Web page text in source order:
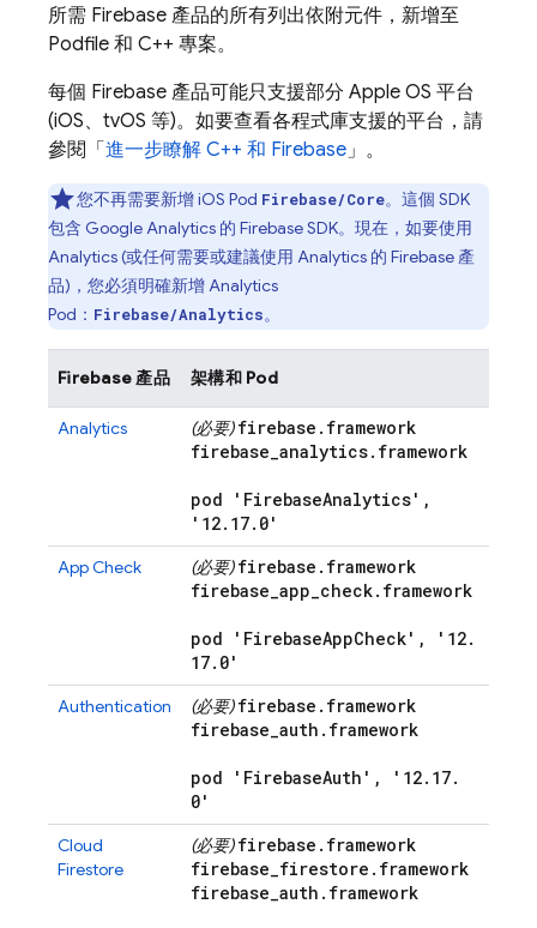
所需 Firebase 產品的所有列出依附元件，新增至
Podfile 和 C++ 專案。
每個 Firebase 產品可能只支援部分 Apple OS 平台
(iOS、tvOS 等)。如要查看各程式庫支援的平台，請
參閱「 進一步瞭解 C++ 和 Firebase」。
您不再需要新增 iOS Pod Firebase/Core。這個 SDK
包含 Google Analytics 的 Firebase SDK。現在，如要使用
Analytics(或任何需要或建議使用 Analytics 的 Firebase 產
品)，您必須明確新增Analytics
Pod： Firebase/Analytics。
Firebase 產品 架構和 Pod
Analytics (必要) firebase . framework
firebase_analytics. framework
pod 'FirebaseAnalytics' ,
'12. 17. 0'
App Check (必要) firebase . framework
firebase_app_check. framework
pod 'FirebaseAppCheck' , '12.
17. 0'
Authentication (必要) firebase . framework
firebase_auth . framework
pod 'FirebaseAuth' , '12. 17.
0'
Cloud
Firestore
(必要) firebase . framework
firebase_firestore . framework
firebase_auth . framework